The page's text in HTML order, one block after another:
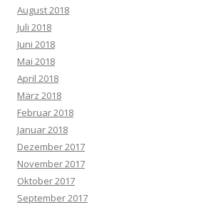
August 2018
Juli 2018
Juni 2018
Mai 2018
April 2018
März 2018
Februar 2018
Januar 2018
Dezember 2017
November 2017
Oktober 2017
September 2017